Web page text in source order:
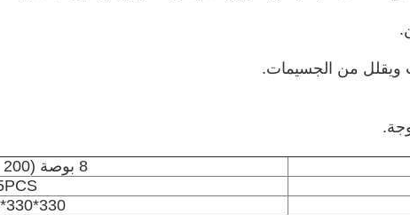
8 بوصة (200 مم) وافير
330*330*80ملم